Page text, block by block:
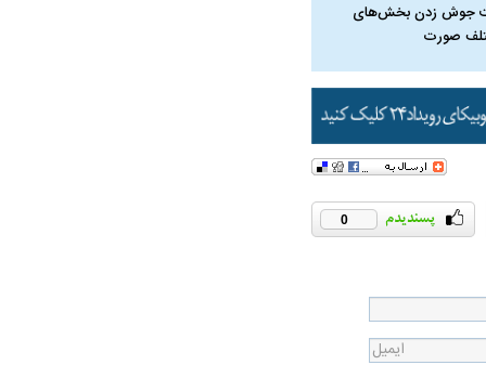
جوش زدن بخش‌های
صورت
0